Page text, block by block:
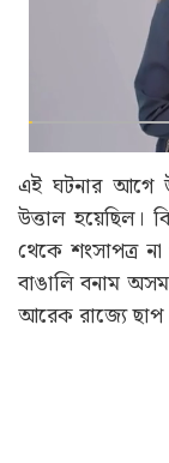
এই ঘটনার আগে
উত্তাল হয়েছিল।
থেকে শংসাপত্র
বাঙালি বনাম
আরেক রাজ্যে